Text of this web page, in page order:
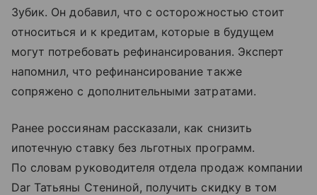
Зубик. Он добавил, что с осторожностью стоит
относиться и к кредитам, которые в будущем
могут потребовать рефинансирования. Эксперт
напомнил, что рефинансирование также
сопряжено с дополнительными затратами.
Ранее россиянам рассказали, как снизить
ипотечную ставку без льготных программ.
По словам руководителя отдела продаж компании
Dar Татьяны Стениной, получить скидку в том